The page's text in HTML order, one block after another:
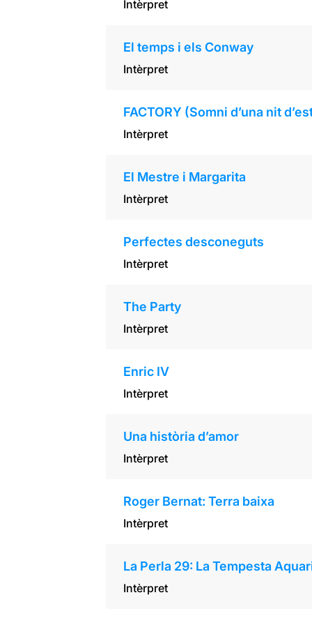
Intèrpret
El temps i els Conway
Intèrpret
FACTORY (Somni d’una nit
Intèrpret
El Mestre i Margarita
Intèrpret
Perfectes desconeguts
Intèrpret
The Party
Intèrpret
Enric IV
Intèrpret
Una història d’amor
Intèrpret
Roger Bernat: Terra baixa
Intèrpret
La Perla 29: La Tempesta
Intèrpret